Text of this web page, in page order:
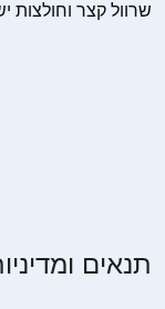
שרוול קצר וחולצות
תנאים